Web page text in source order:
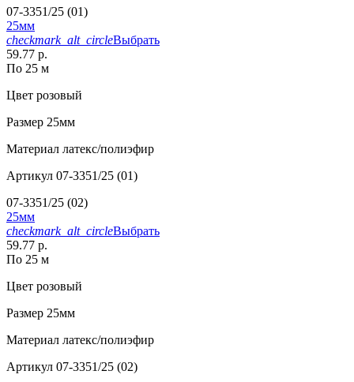
07-3351/25 (01)
25мм
checkmark_alt_circleВыбрать
59.77 р.
По 25 м
Цвет розовый
Размер 25мм
Материал латекс/полиэфир
Артикул 07-3351/25 (01)
07-3351/25 (02)
25мм
checkmark_alt_circleВыбрать
59.77 р.
По 25 м
Цвет розовый
Размер 25мм
Материал латекс/полиэфир
Артикул 07-3351/25 (02)